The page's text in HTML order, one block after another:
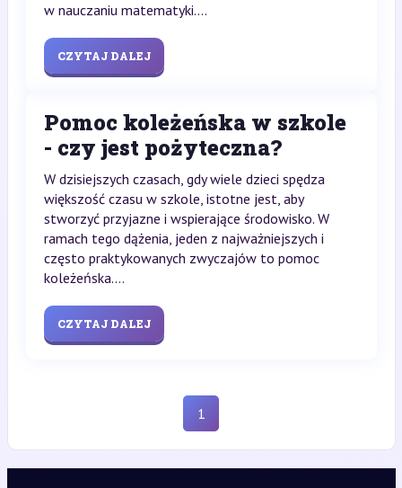
w nauczaniu matematyki....
CZYTAJ DALEJ
Pomoc koleżeńska w szkole
- czy jest pożyteczna?
W dzisiejszych czasach, gdy wiele dzieci spędza
większość czasu w szkole, istotne jest, aby
stworzyć przyjazne i wspierające środowisko. W
ramach tego dążenia, jeden z najważniejszych i
często praktykowanych zwyczajów to pomoc
koleżeńska....
CZYTAJ DALEJ
1